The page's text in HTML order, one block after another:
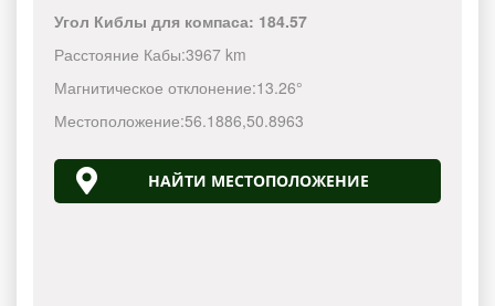
Угол Киблы для компаса: 184.57
Расстояние Кабы:3967 km
Магнитическое отклонение:13.26°
Местоположение:56.1886,50.8963
НАЙТИ МЕСТОПОЛОЖЕНИЕ